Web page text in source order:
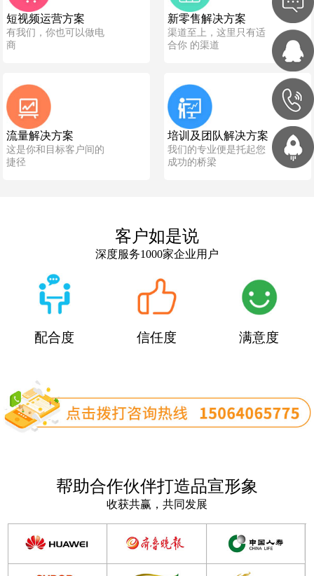
短视频运营方案
有我们，你也可以做电
商
新零售解决方案
渠道至上，这里只有适
合你 的渠道
流量解决方案
这是你和目标客户间的
捷径
培训及团队解决方案
我们的专业便是托起您
成功的桥梁
客户如是说
深度服务1000家企业用户
配合度 信任度 满意度
帮助合作伙伴打造品宣形象
收获共赢，共同发展